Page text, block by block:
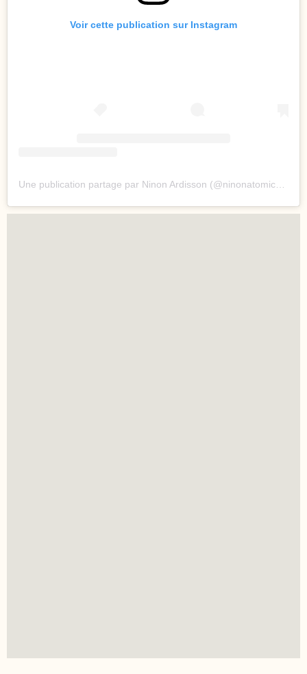
Voir cette publication sur Instagram
Une publication partage par Ninon Ardisson (@ninonatomicsuperstar)